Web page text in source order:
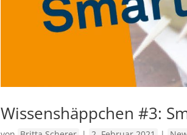
Wissenshäppchen #3: